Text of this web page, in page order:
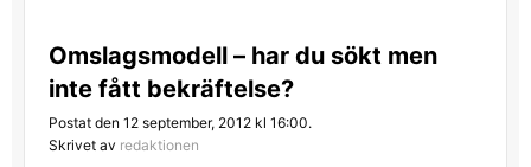
Omslagsmodell – har du sökt men
inte fått bekräftelse?
Postat den 12 september, 2012 kl 16:00.
Skrivet av redaktionen